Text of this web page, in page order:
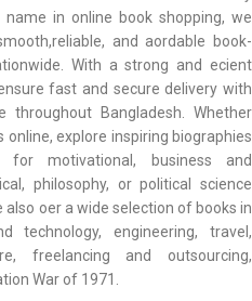
in online book shopping, we
and aordable book-
With a strong and ecient
fast and secure delivery with
throughout Bangladesh. Whether
online, explore inspiring biographies
for motivational, business and
philosophy, or political science
also oer a wide selection of books in
technology, engineering, travel,
freelancing and outsourcing,
War of 1971.